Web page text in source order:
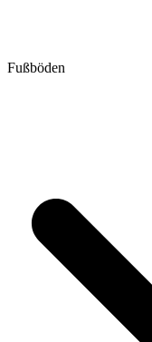
Fußböden